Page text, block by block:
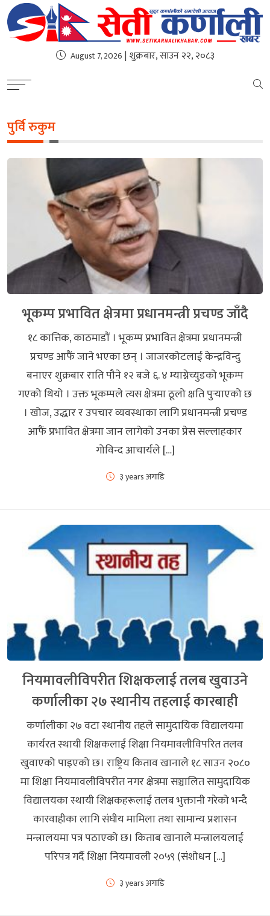
August 7, 2026 | शुक्रबार, साउन २२, २०८३
पुर्वि रुकुम
भूकम्प प्रभावित क्षेत्रमा प्रधानमन्त्री प्रचण्ड जाँदै
१८ कात्तिक, काठमाडौं । भूकम्प प्रभावित क्षेत्रमा प्रधानमन्त्री
प्रचण्ड आफैं जाने भएका छन् । जाजरकोटलाई केन्द्रविन्दु
बनाएर शुक्रबार राति पौने १२ बजे ६. ४ म्याग्नेच्युडको भूकम्प
गएको थियो । उक्त भूकम्पले त्यस क्षेत्रमा ठूलो क्षति पुर्‍याएको छ
। खोज, उद्धार र उपचार व्यवस्थाका लागि प्रधानमन्त्री प्रचण्ड
आफैं प्रभावित क्षेत्रमा जान लागेको उनका प्रेस सल्लाहकार
गोविन्द आचार्यले […]
३ years अगाडि
नियमावलीविपरीत शिक्षकलाई तलब खुवाउने
कर्णालीका २७ स्थानीय तहलाई कारबाही
कर्णालीका २७ वटा स्थानीय तहले सामुदायिक विद्यालयमा
कार्यरत स्थायी शिक्षकलाई शिक्षा नियमावलीविपरित तलव
खुवाएको पाइएको छ। राष्ट्रिय किताव खानाले १८ साउन २०८०
मा शिक्षा नियमावलीविपरीत नगर क्षेत्रमा सञ्चालित सामुदायिक
विद्यालयका स्थायी शिक्षकहरूलाई तलब भुक्तानी गरेको भन्दै
कारवाहीका लागि संघीय मामिला तथा सामान्य प्रशासन
मन्त्रालयमा पत्र पठाएको छ। किताब खानाले मन्त्रालयलाई
परिपत्र गर्दै शिक्षा नियमावली २०५९ (संशोधन […]
३ years अगाडि